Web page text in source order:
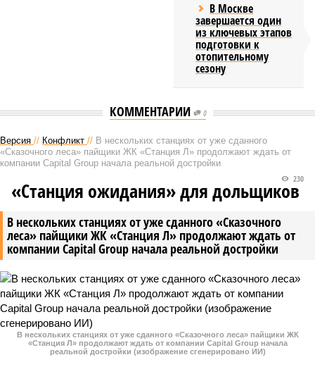
В Москве
завершается один
из ключевых этапов
подготовки к
отопительному
сезону
КОММЕНТАРИИ 0
Версия // Конфликт // В нескольких станциях от уже сданного
«Сказочного леса» пайщики ЖК «Станция Л» продолжают ждать от
компании Capital Group начала реальной достройки
В нескольких станциях от уже сданного «Сказочного
леса» пайщики ЖК «Станция Л» продолжают ждать от
компании Capital Group начала реальной достройки
230
«Станция ожидания» для дольщиков
В нескольких станциях от уже сданного «Сказочного леса» пайщики ЖК
«Станция Л» продолжают ждать от компании Capital Group начала
реальной достройки (изображение сгенерировано ИИ)